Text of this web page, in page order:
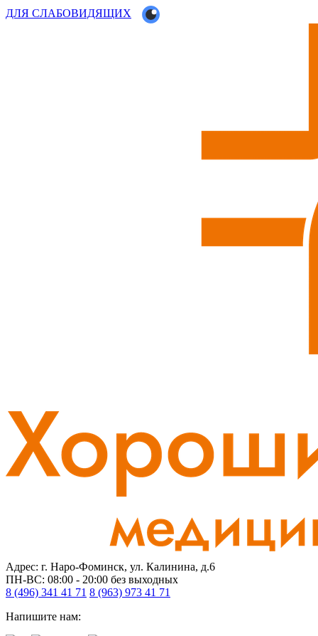
ДЛЯ СЛАБОВИДЯЩИХ
Адрес: г. Наро-Фоминск, ул. Калинина, д.6
ПН-ВС: 08:00 - 20:00 без выходных
8 (496) 341 41 71 8 (963) 973 41 71
Напишите нам: